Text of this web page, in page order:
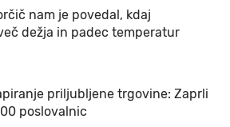
nam je povedal, kdaj
dežja in padec temperatur
priljubljene trgovine: Zaprli
poslovalnic